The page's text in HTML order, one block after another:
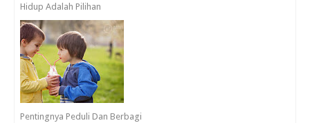
Hidup Adalah Pilihan
Pentingnya Peduli Dan Berbagi